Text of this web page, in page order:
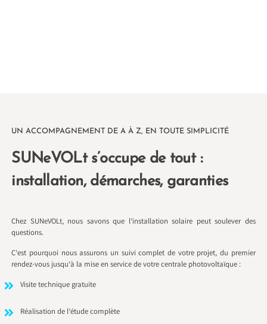
UN ACCOMPAGNEMENT DE A À Z, EN TOUTE SIMPLICITÉ
SUNeVOLt s’occupe de tout :
installation, démarches, garanties
Chez SUNeVOLt, nous savons que l’installation solaire peut soulever des
questions.
C’est pourquoi nous assurons un suivi complet de votre projet, du premier
rendez-vous jusqu’à la mise en service de votre centrale photovoltaïque :
Visite technique gratuite
Réalisation de l’étude complète